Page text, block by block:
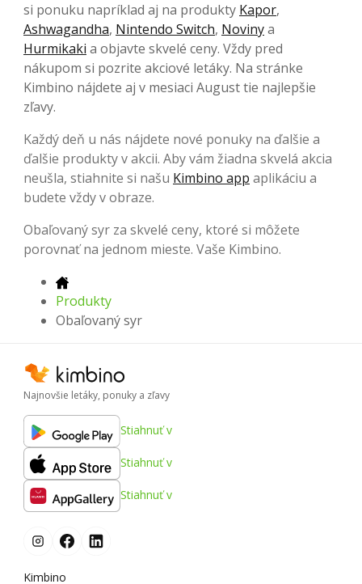
si ponuku napríklad aj na produkty Kapor,
Ashwagandha, Nintendo Switch, Novinya
Hurmikaki a objavte skvelé ceny. Vždy pred
nákupom si pozrite akciové letáky. Na stránke
Kimbino nájdete aj v mesiaci August tie najlepšie
zľavy.
Každý deň u nás nájdete nové ponuky na ďalšie a
ďalšie produkty v akcii. Aby vám žiadna skvelá akcia
neušla, stiahnite si našu Kimbino app aplikáciu a
budete vždy v obraze.
Obaľovaný syr za skvelé ceny, ktoré si môžete
porovnať na jednom mieste. Vaše Kimbino.
Produkty
Obaľovaný syr
Najnovšie letáky, ponuky a zľavy
Stiahnuť v
Stiahnuť v
Stiahnuť v
Kimbino